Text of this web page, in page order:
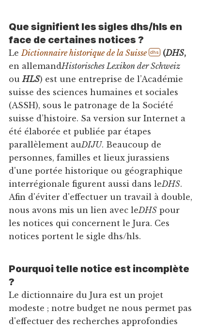
Que signifient les sigles dhs/hls en
face de certaines notices ?
LeDictionnaire historique de la Suisse dhs (DHS,
en allemandHistorisches Lexikon der Schweiz
ouHLS) est une entreprise de l’Académie
suisse des sciences humaines et sociales
(ASSH), sous le patronage de la Société
suisse d’histoire. Sa version sur Internet a
été élaborée et publiée par étapes
parallèlement auDIJU. Beaucoup de
personnes, familles et lieux jurassiens
d'une portée historique ou géographique
interrégionale figurent aussi dans leDHS.
Afin d'éviter d'effectuer un travail à double,
nous avons mis un lien avec leDHSpour
les notices qui concernent le Jura. Ces
notices portent le sigle dhs/hls.
Pourquoi telle notice est incomplète
?
Le dictionnaire du Jura est un projet
modeste ; notre budget ne nous permet pas
d'effectuer des recherches approfondies